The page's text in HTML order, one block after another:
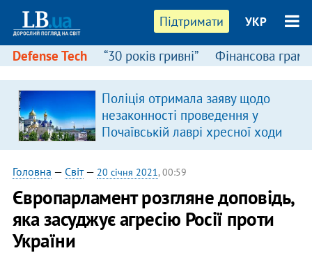
Підтримати УКР
Defense Tech “30 років гривні” Фінансова
Поліція отримала заяву щодо
незаконності проведення у
Почаївській лаврі хресної ходи
Головна — Світ— 20 січня 2021, 00:59
Європарламент розгляне доповідь,
яка засуджує агресію Росії проти
України